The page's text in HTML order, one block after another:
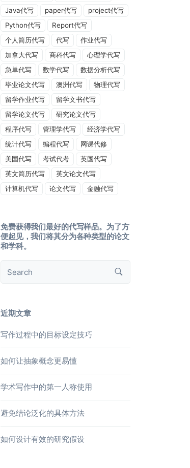
Java代写
paper代写
project代写
Python代写
Report代写
个人简历代写
代写
作业代写
加拿大代写
商科代写
心理学代写
急单代写
数学代写
数据分析代写
毕业论文代写
澳洲代写
物理代写
留学作业代写
留学文书代写
留学论文代写
研究论文代写
程序代写
管理学代写
经济学代写
统计代写
编程代写
网课代修
美国代写
考试代考
英国代写
英文简历代写
英文论文代写
计算机代写
论文代写 金融代写
免费获得我们最好的代写样品。为了方
便起见，我们将其分为各种类型的论文
和学科。
近期文章
写作过程中的目标设定技巧
如何让抽象概念更易懂
学术写作中的第一人称使用
避免结论泛化的具体方法
如何设计有效的研究假设